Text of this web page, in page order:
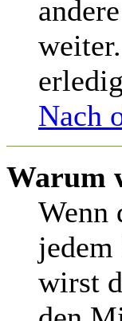
Nach
Warum
Wenn
jedem
wirst